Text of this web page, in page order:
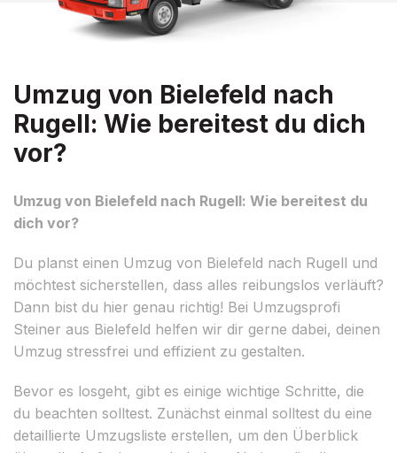
Umzug von Bielefeld nach
Rugell: Wie bereitest du dich
vor?
Umzug von Bielefeld nach Rugell: Wie bereitest du
dich vor?
Du planst einen Umzug von Bielefeld nach Rugell und
möchtest sicherstellen, dass alles reibungslos verläuft?
Dann bist du hier genau richtig! Bei Umzugsprofi
Steiner aus Bielefeld helfen wir dir gerne dabei, deinen
Umzug stressfrei und effizient zu gestalten.
Bevor es losgeht, gibt es einige wichtige Schritte, die
du beachten solltest. Zunächst einmal solltest du eine
detaillierte Umzugsliste erstellen, um den Überblick